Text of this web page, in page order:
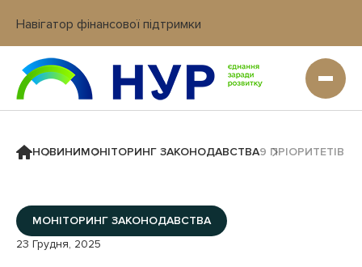
Навігатор фінансової підтримки
Вхід в кабінет IT платформи
НОВИНИМОНІТОРИНГ ЗАКОНОДАВСТВА9 ПРІОРИТЕТІВ
МОНІТОРИНГ ЗАКОНОДАВСТВА
23 Грудня, 2025